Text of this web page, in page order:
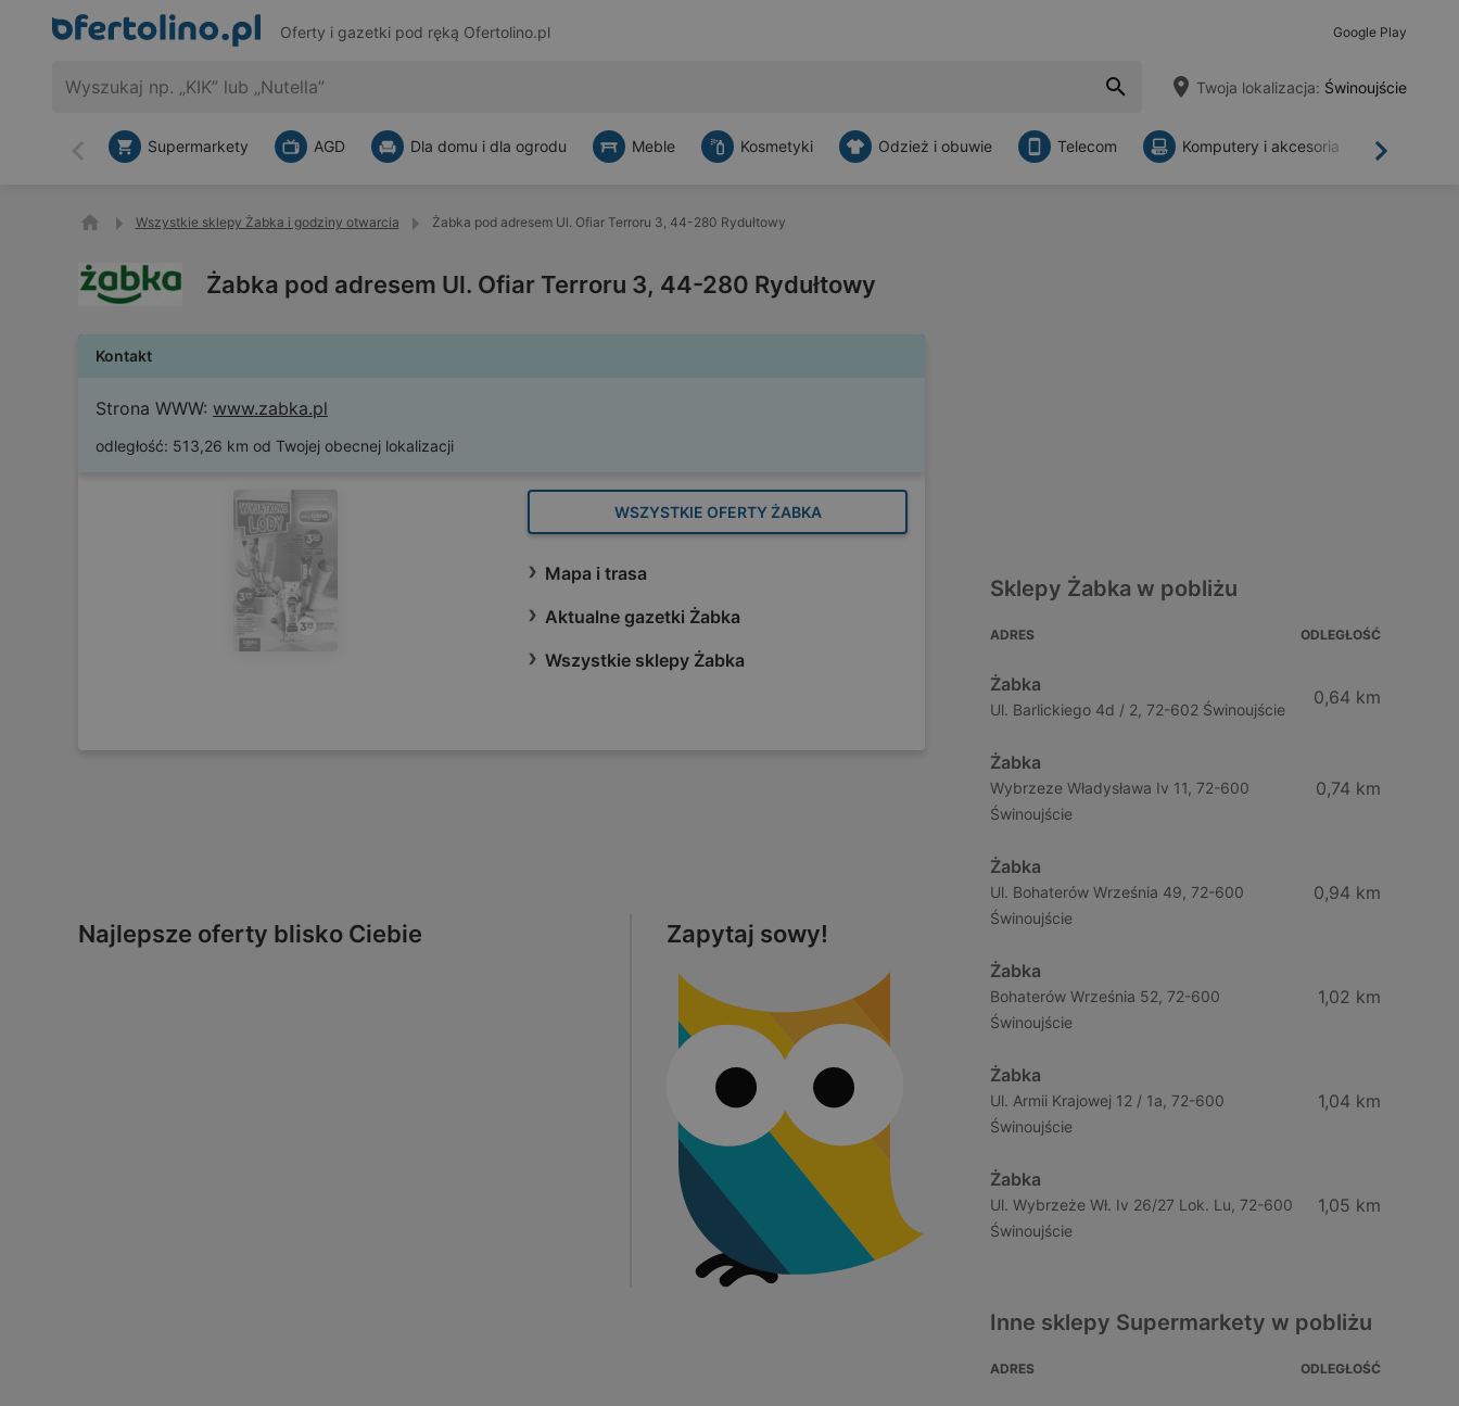
Oferty i gazetki pod ręką Ofertolino.pl Google Play
Twoja lokalizacja: Świnoujście
Wstecz Dalej
Supermarkety AGD Dla domu i dla ogrodu Meble Kosmetyki Odzież i obuwie Telecom Komputery i akcesoria
Wszystkie sklepy Żabka i godziny otwarcia Żabka pod adresem Ul. Ofiar Terroru 3, 44-280 Rydułtowy
Żabka pod adresem Ul. Ofiar Terroru 3, 44-280 Rydułtowy
Kontakt
Strona WWW: www.zabka.pl
odległość: 513,26 km od Twojej obecnej lokalizacji
WSZYSTKIE OFERTY ŻABKA
Mapa i trasa
Aktualne gazetki Żabka
Wszystkie sklepy Żabka
Najlepsze oferty blisko Ciebie Zapytaj sowy!
Sklepy Żabka w pobliżu
ADRES ODLEGŁOŚĆ
Żabka
Ul. Barlickiego 4d / 2, 72-602 Świnoujście
0,64 km
Żabka
Wybrzeze Władysława Iv 11, 72-600
Świnoujście
0,74 km
Żabka
Ul. Bohaterów Września 49, 72-600
Świnoujście
0,94 km
Żabka
Bohaterów Września 52, 72-600
Świnoujście
1,02 km
Żabka
Ul. Armii Krajowej 12 / 1a, 72-600
Świnoujście
1,04 km
Żabka
Ul. Wybrzeże Wł. Iv 26/27 Lok. Lu, 72-600
Świnoujście
1,05 km
Inne sklepy Supermarkety w pobliżu
ADRES ODLEGŁOŚĆ